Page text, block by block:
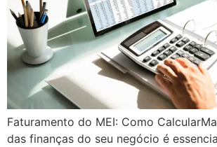
Faturamento do MEI: Como
das finanças do seu negócio é